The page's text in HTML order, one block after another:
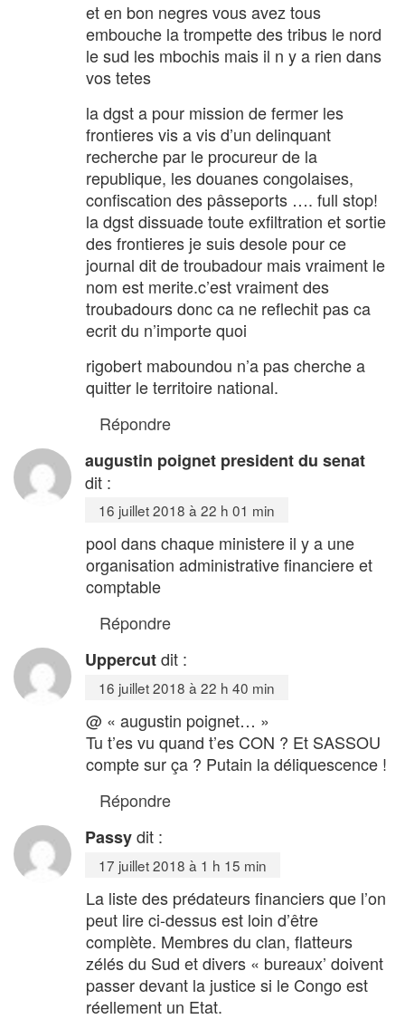
et en bon negres vous avez tous
embouche la trompette des tribus le nord
le sud les mbochis mais il n y a rien dans
vos tetes
la dgst a pour mission de fermer les
frontieres vis a vis d’un delinquant
recherche par le procureur de la
republique, les douanes congolaises,
confiscation des pâsseports …. full stop!
la dgst dissuade toute exfiltration et sortie
des frontieres je suis desole pour ce
journal dit de troubadour mais vraiment le
nom est merite.c’est vraiment des
troubadours donc ca ne reflechit pas ca
ecrit du n’importe quoi
rigobert maboundou n’a pas cherche a
quitter le territoire national.
Répondre
augustin poignet president du senat
dit :
16 juillet 2018 à 22 h 01 min
pool dans chaque ministere il y a une
organisation administrative financiere et
comptable
Répondre
Uppercutdit :
16 juillet 2018 à 22 h 40 min
@ « augustin poignet… »
Tu t’es vu quand t’es CON ? Et SASSOU
compte sur ça ? Putain la déliquescence !
Répondre
Passydit :
17 juillet 2018 à 1 h 15 min
La liste des prédateurs financiers que l’on
peut lire ci-dessus est loin d’être
complète. Membres du clan, flatteurs
zélés du Sud et divers « bureaux’ doivent
passer devant la justice si le Congo est
réellement un Etat.